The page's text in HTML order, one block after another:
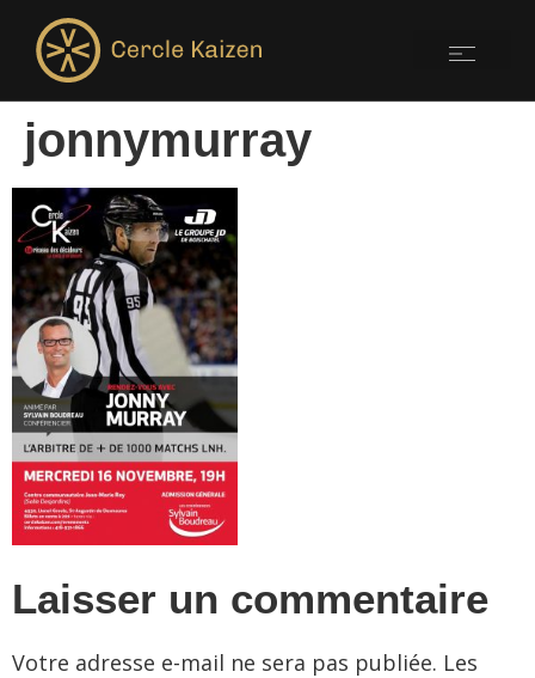
jonnymurray
Laisser un commentaire
Votre adresse e-mail ne sera pas publiée. Les